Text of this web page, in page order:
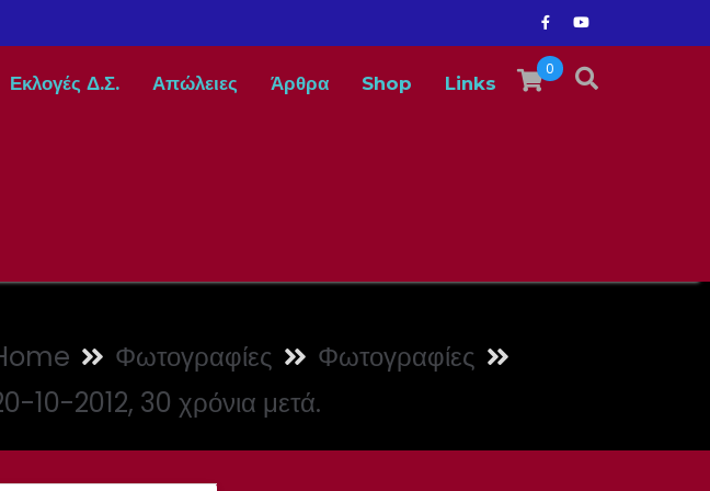
0
Εκλογές Δ.Σ. Απώλειες Άρθρα Shop Links
Φωτογραφίες
Φωτογραφίες
10-2012, 30 χρόνια μετά.